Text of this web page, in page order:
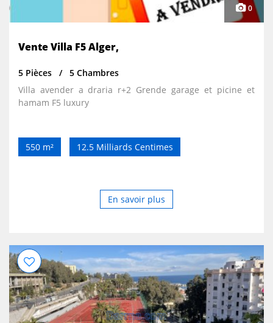
0
Vente Villa F5 Alger,
5 Pièces
5 Chambres
Villa avender a draria r+2 Grende garage et picine et
hamam F5 luxury
550 m² 12.5 Milliards Centimes
En savoir plus